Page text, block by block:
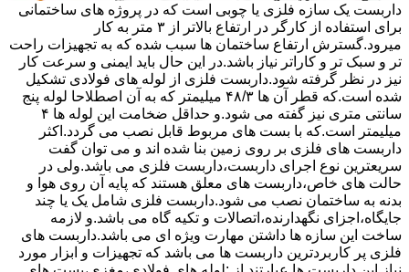
داربست یک سازه فلزی یا چوبی است که در پروژه های ساختمانی
برای استفاده از کارگر در ارتفاع بالاتر از ۳ متر به کار
میرود.گسترش ارتفاع ساختمان ها سبب شده که به تجهیزات راحت
تر و سبک تر و کاراتر نیاز باشد.در این حال باید ایمنی و سرعت کار
نیز در نظر گرفته شود.داربست فلزی از لوله های فولادی تشکیل
شده است.که قطر آن ها ۴۸/۳ میلیمتر که به آن اصطلاحا لوله پنج
سانتی متری نیز گفته می شود.و حداقل ضخامت این لوله ها ۴
میلیمتر است.که با بست های مربوط قابل نصب می گردد.اکثر
داربست های فلزی بر روی زمین بنا شده اند و می توان گفت
سریعترین نوع اجرای داربست،داربست فلزی می باشد.ولی در
حالت های خاص،داربست های معلق هستند که پایه آن روی هوا و
بدنه به ساختمان نصب می شود.داربست فلزی شامل یک یا چند
جایگاه،اجزای نگهدارنده،اتصالات و تکیه گاه می باشد.و لازمه
ساخت این سازه ها داشتن مهارت ویژه ای می باشد.داربست های
فلزی پر کاربردترین داربست ها می باشد که تجهیزات و ابزار مورد